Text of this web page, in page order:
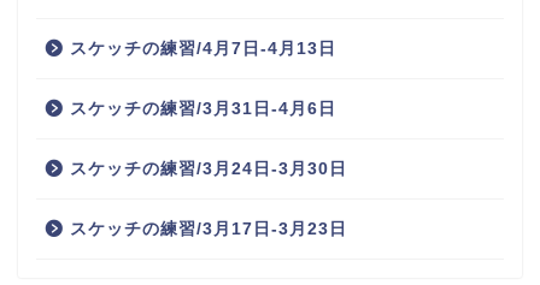
スケッチの練習/4月7日-4月13日
スケッチの練習/3月31日-4月6日
スケッチの練習/3月24日-3月30日
スケッチの練習/3月17日-3月23日